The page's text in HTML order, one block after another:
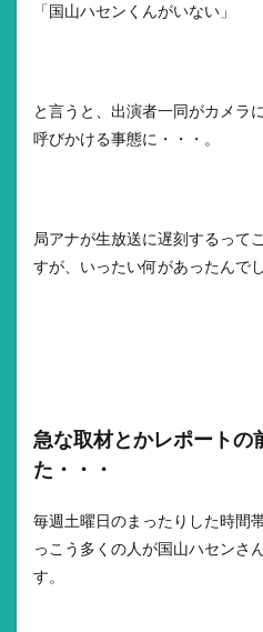
「国山ハセンくんがいない」
と言うと、出演者一同がカメラ
呼びかける事態に・・・。
局アナが生放送に遅刻するって
すが、いったい何があったんで
急な取材とかレポートの
た・・・
毎週土曜日のまったりした時間
っこう多くの人が国山ハセンさ
す。